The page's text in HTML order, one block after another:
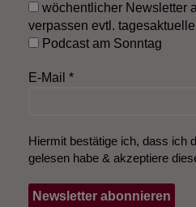
wöchentlicher Newsletter
verpassen evtl.
Podcast am Sonntag
E-Mail *
Hiermit bestätige ich, dass ich
gelesen habe & akzeptiere